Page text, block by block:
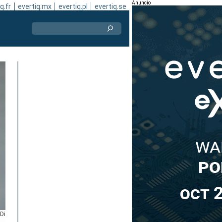
evertiq.mx evertiq.pl evertiq.se Anuncio